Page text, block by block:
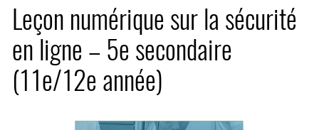
Leçon numérique sur la sécurité
en ligne – 5e secondaire
(11e/12e année)